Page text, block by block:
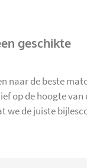
geschikte
naar de beste
op de hoogte van
we de juiste